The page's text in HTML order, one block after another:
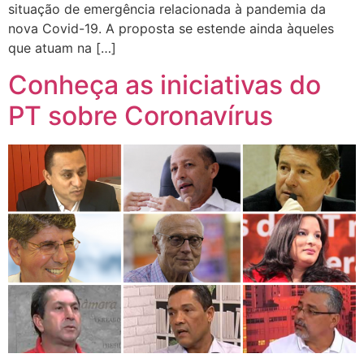
situação de emergência relacionada à pandemia da
nova Covid-19. A proposta se estende ainda àqueles
que atuam na […]
Conheça as iniciativas do
PT sobre Coronavírus